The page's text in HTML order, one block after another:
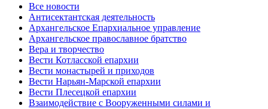
Все новости
Антисектантская деятельность
Архангельское Епархиальное управление
Архангельское православное братство
Вера и творчество
Вести Котласской епархии
Вести монастырей и приходов
Вести Нарьян-Марской епархии
Вести Плесецкой епархии
Взаимодействие с Вооруженными силами и